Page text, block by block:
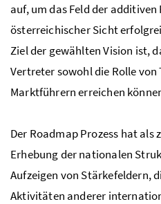
auf, um das Feld der
österreichischer Sicht
Ziel der gewählten Vision ist,
Vertreter sowohl die Rolle
Marktführern erreichen
Der RoadmapProzess hat als
Erhebung der nationalen
Aufzeigen von Stärkefeldern,
Aktivitäten anderer